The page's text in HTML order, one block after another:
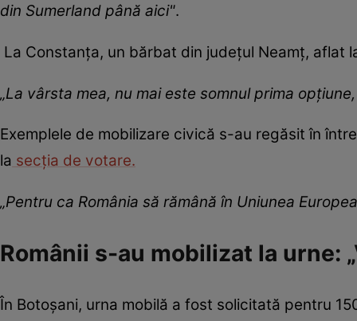
din Sumerland până aici".
La Constanța, un bărbat din județul Neamț, aflat
„La vârsta mea, nu mai este somnul prima
Exemplele de mobilizare civică s-au regăsit în
la secția de votare.
„Pentru ca România să rămână în Uniunea
Românii s-au mobilizat la urne:
În Botoșani, urna mobilă a fost solicitată pentru